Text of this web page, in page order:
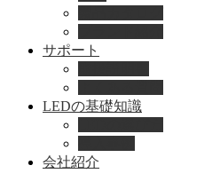
サポート
LEDの基礎知識
会社紹介